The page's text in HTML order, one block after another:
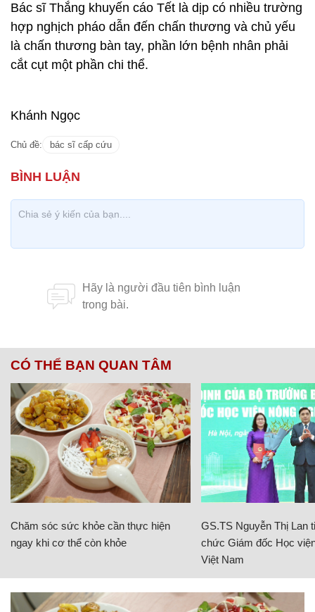
Bác sĩ Thắng khuyến cáo Tết là dịp có nhiều trường
hợp nghịch pháo dẫn đến chấn thương và chủ yếu
là chấn thương bàn tay, phần lớn bệnh nhân phải
cắt cụt một phần chi thể.
Khánh Ngọc
Chủ đề: bác sĩ cấp cứu
CÓ THỂ BẠN QUAN TÂM
Chăm sóc sức khỏe cần thực hiện
ngay khi cơ thể còn khỏe
GS.TS Nguyễn Thị Lan
chức Giám đốc Học
Việt Nam